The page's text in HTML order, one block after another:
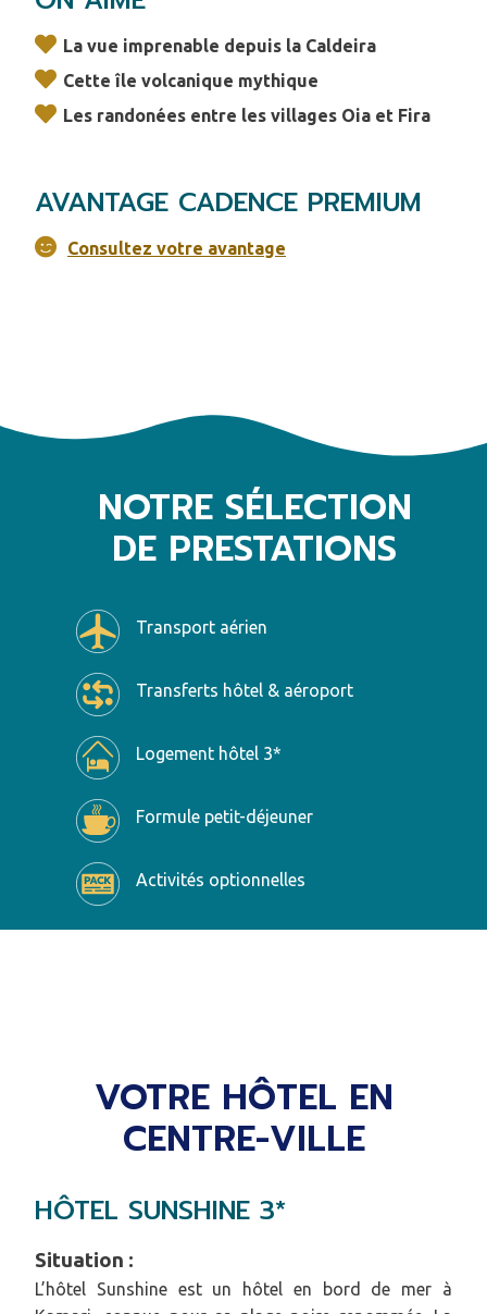
La vue imprenable depuis la Caldeira
Cette île volcanique mythique
Les randonées entre les villages Oia et Fira
AVANTAGE CADENCE PREMIUM
Consultez votre avantage
NOTRE SÉLECTION
DE PRESTATIONS
Transport aérien
Transferts hôtel & aéroport
Logement hôtel 3*
Formule petit-déjeuner
Activités optionnelles
VOTRE HÔTEL EN
CENTRE-VILLE
HÔTEL SUNSHINE 3*
Situation :
L’hôtel Sunshine est un hôtel en bord de mer à